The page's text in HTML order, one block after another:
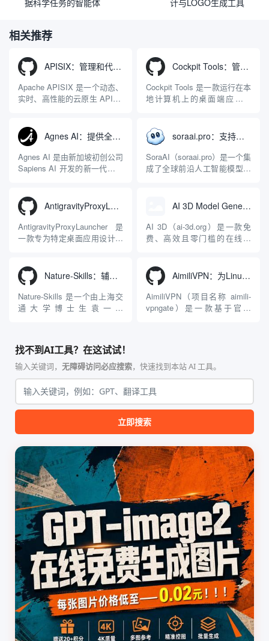
相关推荐
APISIX：管理和代理API及大模型流量的高性能网关
Apache APISIX 是一个动态、
实时、高性能的云原生 API 网
LuaJIT 构建，并在 2019 年作
为顶级开源项目捐赠给
Apache 软件基金会。APISIX
彻底摒...
Cockpit Tools：管理多个AI编程IDE账号与配置多开独立实例的本地桌面应用
Cockpit Tools 是一款运行在本
地计算机上的桌面端应用程
程助手的账号与运行环境而设
计。它目前支持包括
Antigravity IDE、Codex、
GitHub Copilo...
Agnes AI：提供全模态模型免费API、支持图文视频生成与复杂工程执行的智能体平台
Agnes AI 是由新加坡初创公司
Sapiens AI 开发的新一代多模
限制，提供集文本、图像、视
频生成于一体的“全模态”大模
型能力。平台的核心产品矩阵
包括主打自动化工作流的
soraai.pro：支持多模型文字转视频和图像生成的在线创作工具
SoraAI（soraai.pro）是一个集
成了全球前沿人工智能模型的
者、营销人员及广大用户提供
生成解决方案。网站的核心优
势在于其强大的多模型聚合能
AntigravityProxyLauncher：免TUN全局代理使用Antigravity IDE
AntigravityProxyLauncher 是
一款专为特定桌面应用设计的
Windows 平台。当用户使用桌
面版 Gemini 客户端或
Antigravity IDE ...
AI 3D Model Generator：通过文本和图像快速生成3D模型的在线工具
AI 3D（ai-3d.org）是一款免
费、高效且零门槛的在线AI
动Seed 3D两大行业领先的AI
模型架构，致力于帮助用户无
需掌握复杂的3D拓扑知识或昂
贵的专业软件，即可在...
Nature-Skills：辅助撰写学术论文和绘制科研图表的智能体插件
Nature-Skills 是一个由上海交
通大学博士生袁一哲
Nature、Science、Cell 等）
的论文撰写与发表流程设计。
该工具集以智能体插...
AimiliVPN：为Linux提供纯净出站家庭IP的VPN代理网关
AimiliVPN（项目名称 aimili-
vpngate）是一款基于官方
纯 Python 标准库编写，用户
无需安装...
找不到AI工具？在这试试！
输入关键词， 无障碍访问必应搜索，快速找到本站 AI 工具。
立即搜索